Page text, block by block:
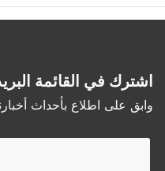
اشترك في القائمة
وابق على اطلاع بأحداث